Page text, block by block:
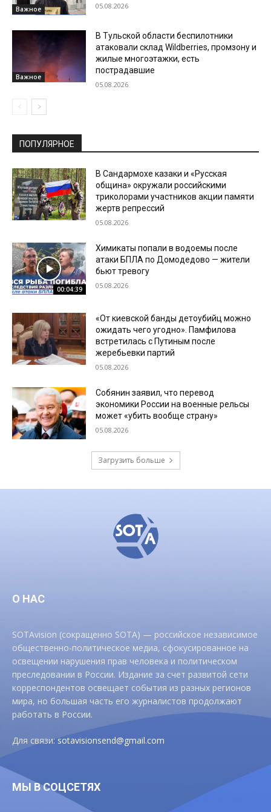
Важное 05.08.2026
Важное
В Тульской области беспилотники
атаковали склад Wildberries, промзону и
жилые многоэтажки, есть
пострадавшие
05.08.2026
ПОПУЛЯРНОЕ
В Сандармохе казаки и «Русская
община» окружали российскими
триколорами участников акции памяти
жертв репрессий
05.08.2026
00:04:39
Химикаты попали в водоемы после
атаки БПЛА по Домодедово — жители
бьют тревогу
05.08.2026
«От киевской банды детоубийц можно
ожидать чего угодно». Памфилова
встретилась с Путиным после
жеребьевки партий
05.08.2026
Собянин заявил, что перевод
экономики России на военные рельсы
может «убить вообще страну»
05.08.2026
Загрузить больше
О НАС
SOTAvision (сокращенно SOTA) — российское независимое
общественно-политическое медиа, сфокусированное на
освещении нарушения прав человека и политическом
преследовании в России. Издание за счет развитой сети
корреспондентов освещает события из разных регионов
мира, но большая часть его журналистов продолжают
работать в России.
Для связи:sotavisionsend@gmail.com
МЫ В СОЦСЕТЯХ